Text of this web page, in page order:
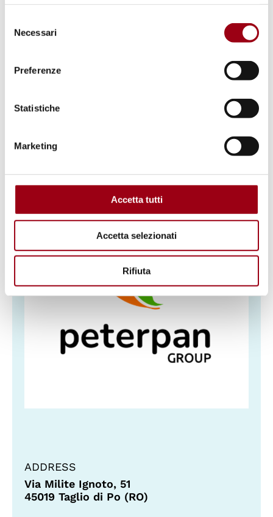
delNecessari
Preferenze
Statistiche
Marketing
Accetta tutti
Accetta selezionati
Rifiuta
ADDRESS
Via Milite Ignoto, 51
45019 Taglio di Po (RO)
Opportunities
educatore in tutte le fasce di età,
Open positions and/or opportunities